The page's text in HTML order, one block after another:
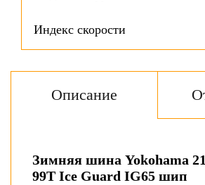
Индекс скорости
Описание
Зимняя шина Yokohama
99T Ice Guard IG65 шип